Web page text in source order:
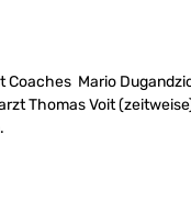
Coaches Mario
Thomas Voit